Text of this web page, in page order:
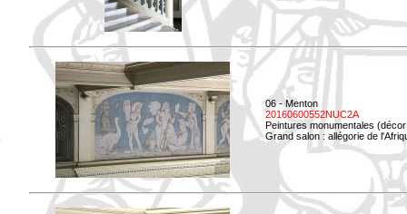
06 - Menton
20160600552NUC2A
Peintures monumentales
Grand salon : allégorie de